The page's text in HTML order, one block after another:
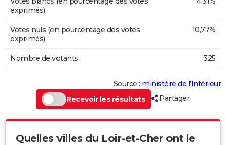
exprimés)
Votes nuls (en pourcentage des votes
exprimés)
10,77%
Nombre de votants 325
Source : ministère de l’Intérieur
Recevoir les résultats
Partager
Quelles villes du Loir-et-Cher ont le